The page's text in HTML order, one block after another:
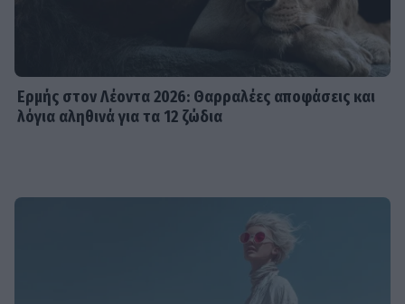
Ερμής στον Λέοντα 2026: Θαρραλέες αποφάσεις και
λόγια αληθινά για τα 12 ζώδια